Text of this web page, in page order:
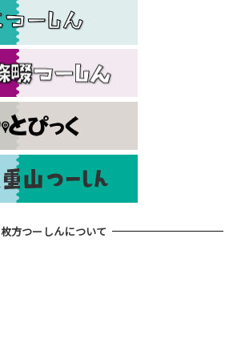
枚方つーしんについて